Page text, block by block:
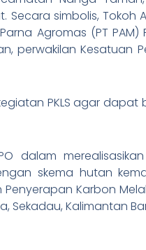
Secara simbolis, Tokoh
Agromas (PT PAM)
perwakilan Kesatuan
PKLS agar
dalam
skema hutan
Karbon
Sekadau, Kalimantan